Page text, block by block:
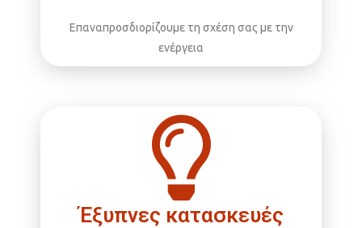
Επαναπροσδιορίζουμε τη σχέση σας με την
ενέργεια
Έξυπνες κατασκευές